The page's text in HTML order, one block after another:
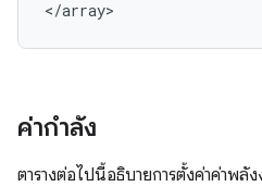
ค่ากำลัง
ตารางต่อไปนี้อธิบายการตั้งค่าค่าพลั